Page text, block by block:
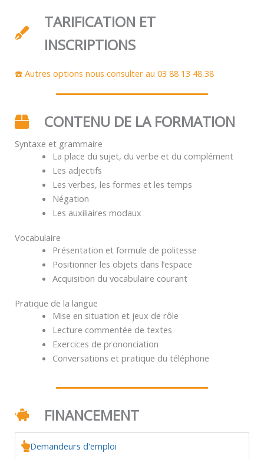
TARIFICATION ET
INSCRIPTIONS
☎️ Autres options nous consulter au 03 88 13 48 38
CONTENU DE LA FORMATION
Syntaxe et grammaire
La place du sujet, du verbe et du complément
Les adjectifs
Les verbes, les formes et les temps
Négation
Les auxiliaires modaux
Vocabulaire
Présentation et formule de politesse
Positionner les objets dans l’espace
Acquisition du vocabulaire courant
Pratique de la langue
Mise en situation et jeux de rôle
Lecture commentée de textes
Exercices de prononciation
Conversations et pratique du téléphone
FINANCEMENT
Demandeurs d'emploi